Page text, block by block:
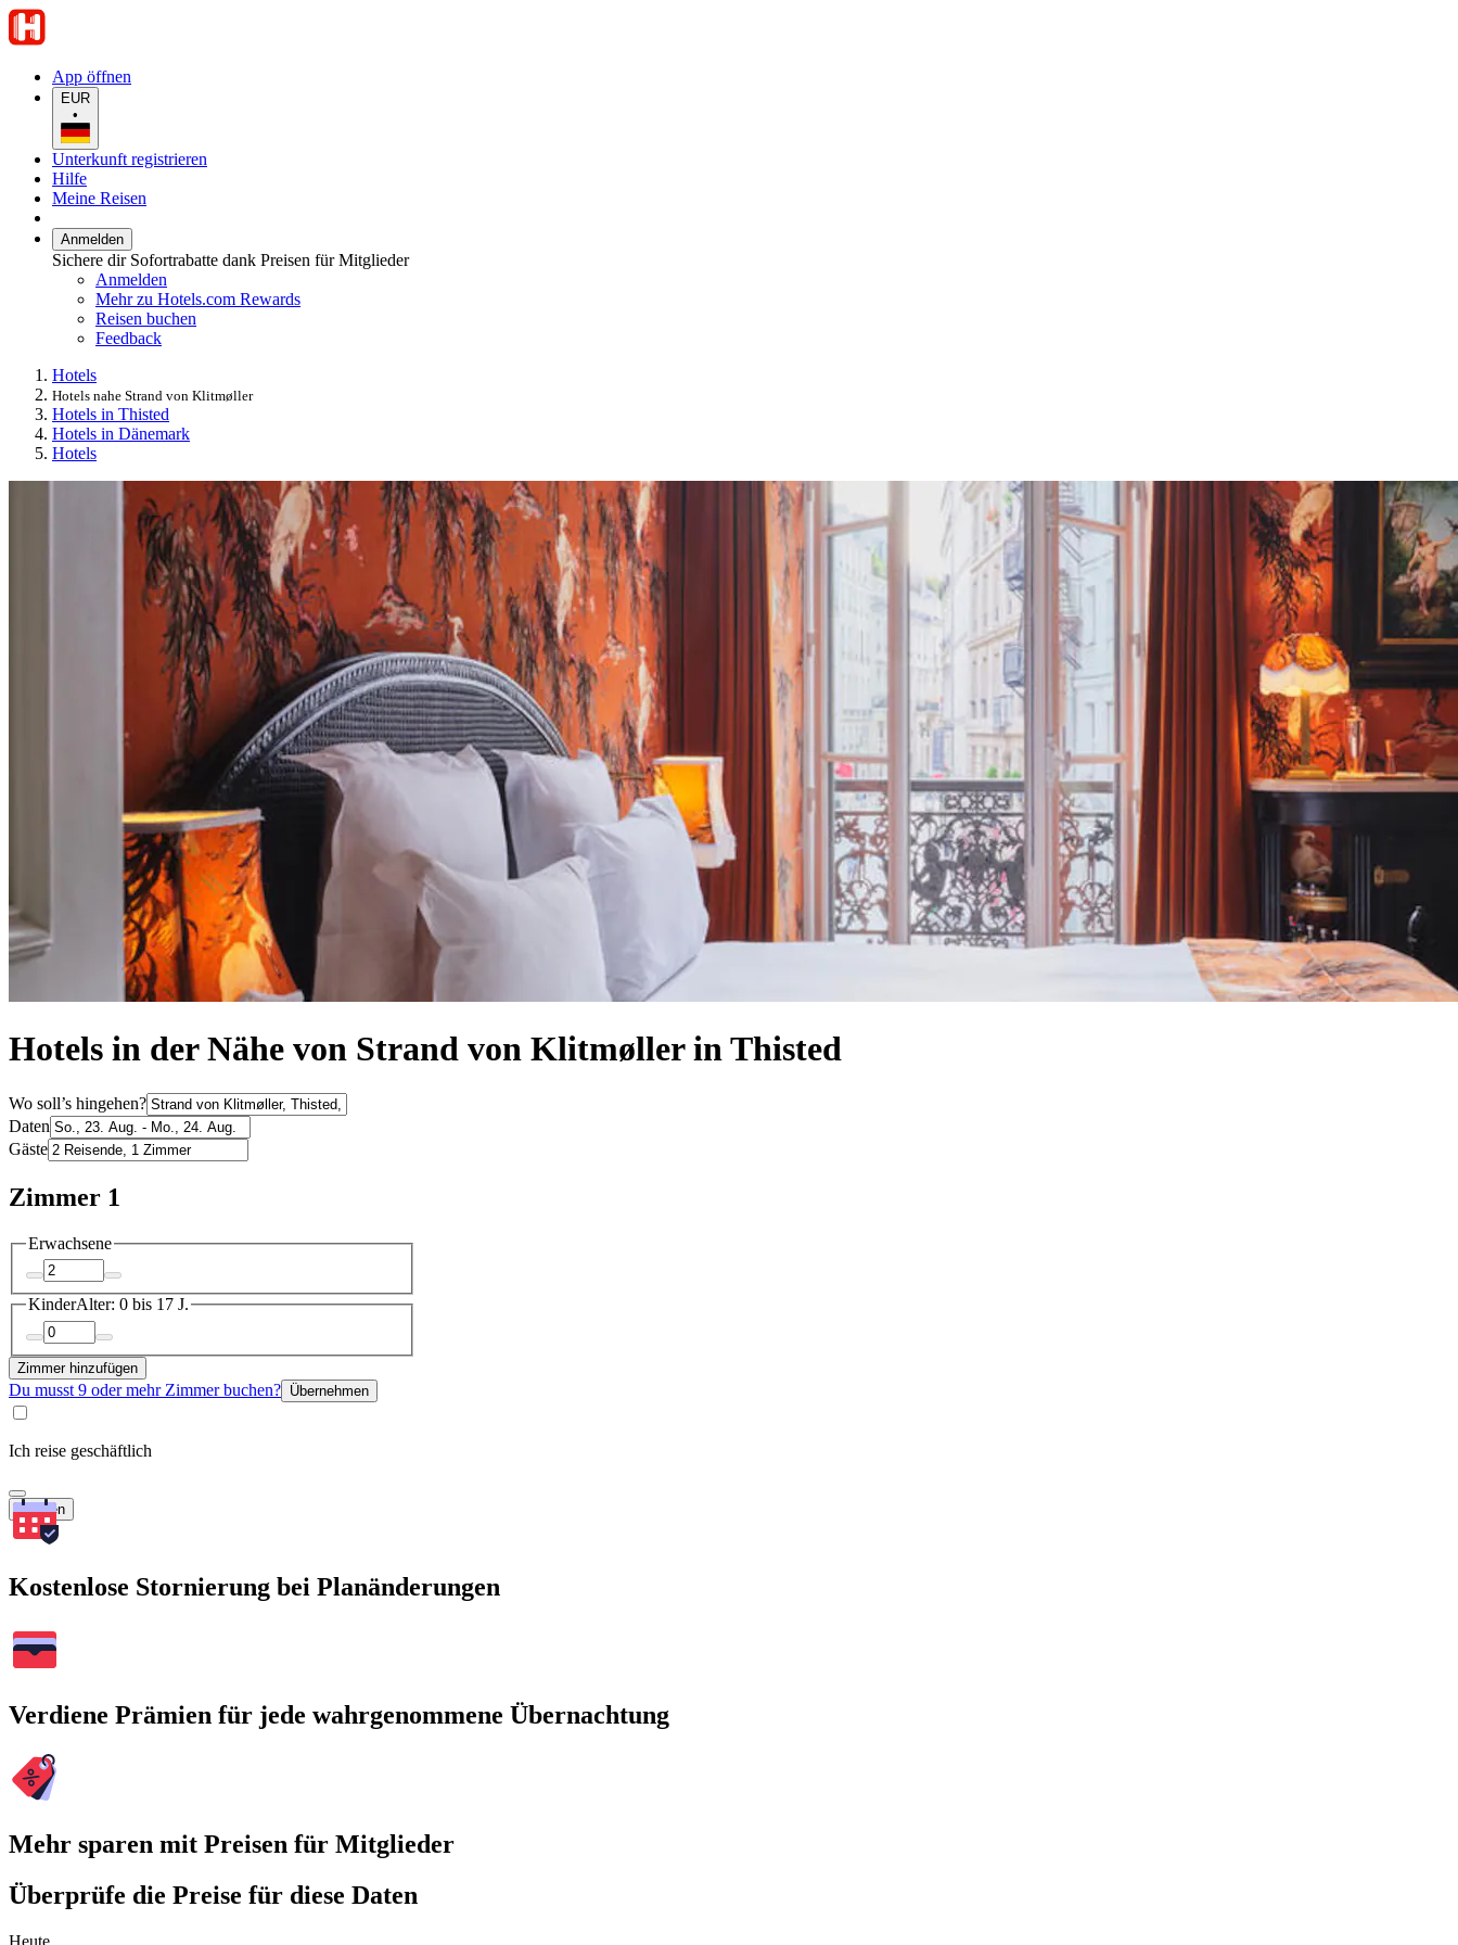
App öffnen
EUR
•
Unterkunft registrieren
Hilfe
Meine Reisen
Anmelden
Sichere dir Sofortrabatte dank Preisen für Mitglieder
Anmelden
Mehr zu Hotels.com Rewards
Reisen buchen
Feedback
Hotels
Hotels nahe Strand von Klitmøller
Hotels in Thisted
Hotels in Dänemark
Hotels
Hotels in der Nähe von Strand von Klitmøller in Thisted
Wo soll’s hingehen?
Daten
Gäste
Zimmer 1
Erwachsene
KinderAlter: 0 bis 17 J.
Zimmer hinzufügen
Du musst 9 oder mehr Zimmer buchen? Übernehmen
Ich reise geschäftlich
Suchen
Kostenlose Stornierung bei Planänderungen
Verdiene Prämien für jede wahrgenommene Übernachtung
Mehr sparen mit Preisen für Mitglieder
Überprüfe die Preise für diese Daten